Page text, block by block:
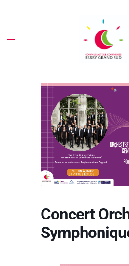
Concert